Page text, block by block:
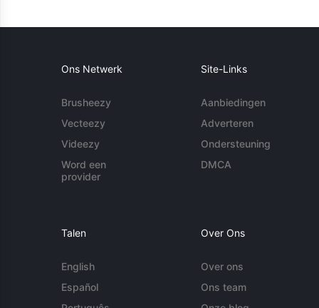
Ons Netwerk
Brusheezy
Vecteezy
Videezy
Word een
provider
Site-Links
Aanbiedingen
Adverteren
Ondersteuning
DMCA
Talen
English
Español
Over Ons
Over ons
Ons team